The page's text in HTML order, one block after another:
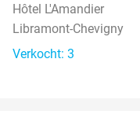
Hôtel L'Amandier
Libramont-Chevigny
Verkocht: 3